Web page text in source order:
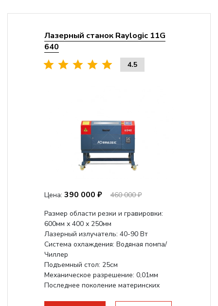
Лазерный станок Raylogic 11G
640
4.5
Цена: 390 000 ₽
460 000 ₽
Размер области резки и гравировки:
600мм х 400 х 250мм
Лазерный излучатель: 40-90 Вт
Система охлаждения: Водяная помпа/
Чиллер
Подъемный стол: 25см
Механическое разрешение: 0,01мм
Последнее поколение материнских